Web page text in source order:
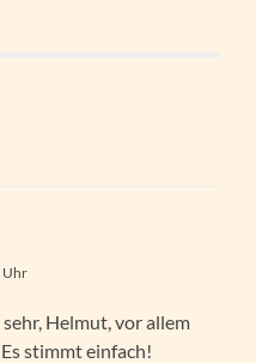
Uhr
Helmut, vor allem
stimmt einfach!